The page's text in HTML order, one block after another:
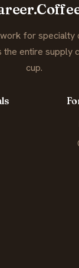
for specialty
entire supply
cup.